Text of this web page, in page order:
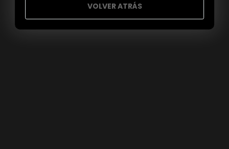
VOLVER ATRÁS